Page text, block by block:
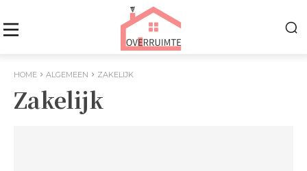
HOME ALGEMEEN ZAKELIJK
Zakelijk